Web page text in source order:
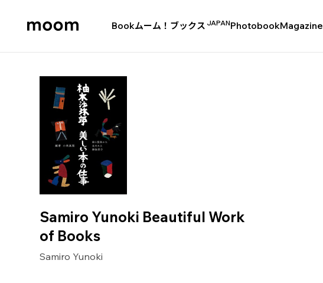
Bookムーム！ブックス JAPANPhotobookMagazine
Samiro Yunoki Beautiful Work
of Books
Samiro Yunoki